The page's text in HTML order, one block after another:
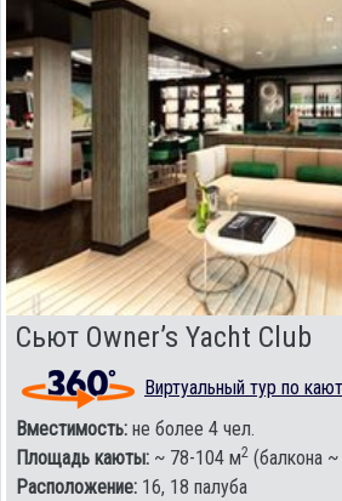
Сьют Owner’s Yacht Club
Виртуальный тур по
Вместимость: не более 4 чел.
Площадь каюты: ~ 78-104 м2 (балкона
Расположение: 16, 18 палуба